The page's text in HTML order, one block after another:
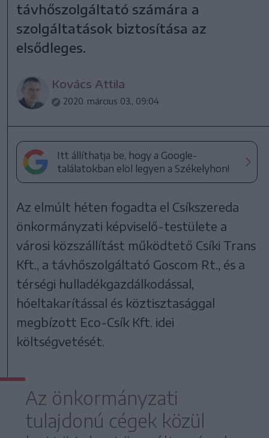
távhőszolgáltató számára a
szolgáltatások biztosítása az
elsődleges.
Kovács Attila
2020. március 03., 09:04
Itt állíthatja be, hogy a Google-
találatokban elöl legyen a Székelyhon!
Az elmúlt héten fogadta el Csíkszereda
önkormányzati képviselő-testülete a
városi közszállítást működtető Csíki Trans
Kft., a távhőszolgáltató Goscom Rt., és a
térségi hulladékgazdálkodással,
hóeltakarítással és köztisztasággal
megbízott Eco-Csík Kft. idei
költségvetését.
Az önkormányzati
tulajdonú cégek közül